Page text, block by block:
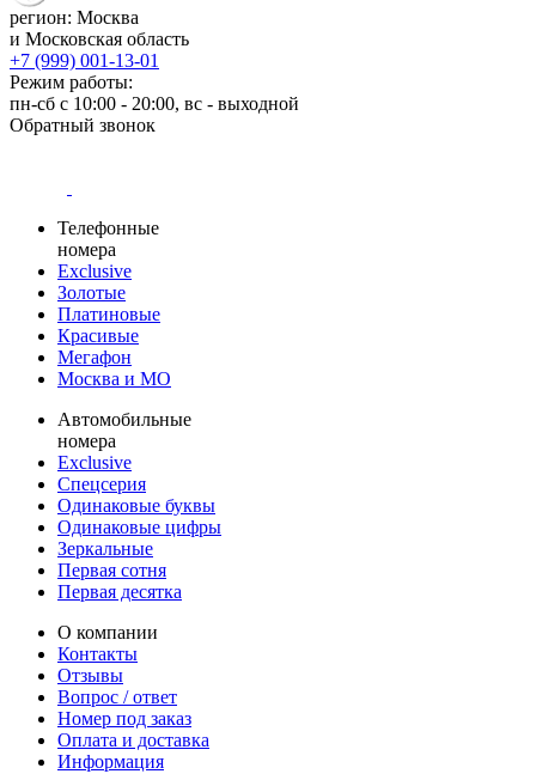
регион: Москва
и Московская область
+7 (999) 001-13-01
Режим работы:
пн-сб с 10:00 - 20:00, вс - выходной
Обратный звонок
Телефонные
номера
Exclusive
Золотые
Платиновые
Красивые
Мегафон
Москва и МО
Автомобильные
номера
Exclusive
Спецсерия
Одинаковые буквы
Одинаковые цифры
Зеркальные
Первая сотня
Первая десятка
О компании
Контакты
Отзывы
Вопрос / ответ
Номер под заказ
Оплата и доставка
Информация